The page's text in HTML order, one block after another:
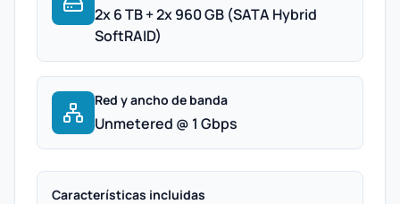
2x 6 TB + 2x 960 GB (SATA Hybrid
SoftRAID)
Red y ancho de banda
Unmetered @ 1 Gbps
Características incluidas